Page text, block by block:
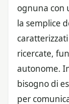
ognuna con
la semplice
ricercate,
autonome.
bisogno di
per